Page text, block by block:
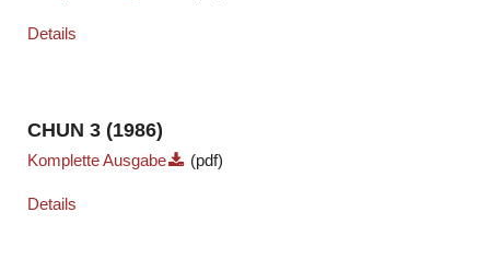
Details
CHUN 3 (1986)
Komplette Ausgabe (pdf)
Details